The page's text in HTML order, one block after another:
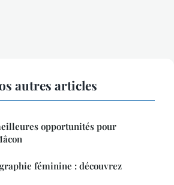
autres articles
opportunités pour
féminine : découvrez